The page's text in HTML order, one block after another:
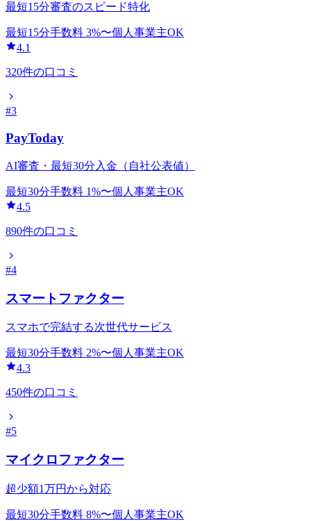
最短15分審査のスピード特化
最短15分手数料 3%〜個人事業主OK
4.1
320件の口コミ
#3
PayToday
AI審査・最短30分入金（自社公表値）
最短30分手数料 1%〜個人事業主OK
4.5
890件の口コミ
#4
スマートファクター
スマホで完結する次世代サービス
最短30分手数料 2%〜個人事業主OK
4.3
450件の口コミ
#5
マイクロファクター
超少額1万円から対応
最短30分手数料 8%〜個人事業主OK